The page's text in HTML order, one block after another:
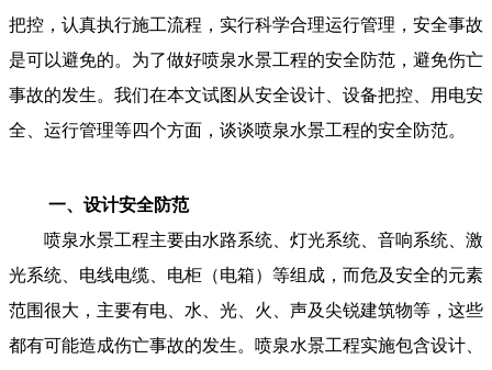
把控，认真执行施工流程，实行科学合理运行管理，安全事故
是可以避免的。为了做好喷泉水景工程的安全防范，避免伤亡
事故的发生。我们在本文试图从安全设计、设备把控、用电安
全、运行管理等四个方面，谈谈喷泉水景工程的安全防范。
一、设计安全防范
喷泉水景工程主要由水路系统、灯光系统、音响系统、激
光系统、电线电缆、电柜（电箱）等组成，而危及安全的元素
范围很大，主要有电、水、光、火、声及尖锐建筑物等，这些
都有可能造成伤亡事故的发生。喷泉水景工程实施包含设计、